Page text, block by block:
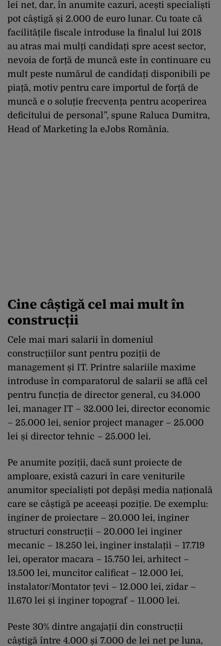
lei net, dar, în anumite cazuri, acești specialiști
pot câștigă și 2.000 de euro lunar. Cu toate că
facilitățile fiscale introduse la finalul lui 2018
au atras mai mulți candidați spre acest sector,
nevoia de forță de muncă este în continuare cu
mult peste numărul de candidați disponibili pe
piață, motiv pentru care importul de forță de
muncă e o soluție frecvența pentru acoperirea
deficitului de personal”, spune Raluca Dumitra,
Head of Marketing la eJobs România.
Cine câștigă cel mai mult în
construcții
Cele mai mari salarii în domeniul
construcțiilor sunt pentru poziții de
management și IT. Printre salariile maxime
introduse în comparatorul de salarii se află cel
pentru funcția de director general, cu 34.000
lei, manager IT – 32.000 lei, director economic
– 25.000 lei, senior project manager – 25.000
lei și director tehnic – 25.000 lei.
Pe anumite poziții, dacă sunt proiecte de
amploare, există cazuri în care veniturile
anumitor specialiști pot depăși media națională
care se câștigă pe aceeași poziție. De exemplu:
inginer de proiectare – 20.000 lei, inginer
structuri construcții – 20.000 lei inginer
mecanic – 18.250 lei, inginer instalații – 17.719
lei, operator macara – 15.750 lei, arhitect –
13.500 lei, muncitor calificat – 12.000 lei,
instalator/Montator țevi – 12.000 lei, zidar –
11.670 lei și inginer topograf – 11.000 lei.
Peste 30% dintre angajații din construcții
câștigă între 4.000 și 7.000 de lei net pe luna,